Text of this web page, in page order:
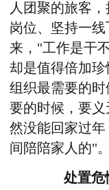
人团聚的旅客
岗位、坚持一
来，"工作是干
却是值得倍加
组织最需要的
要的时候，要
然没能回家过
间陪陪家人的"。
处置危